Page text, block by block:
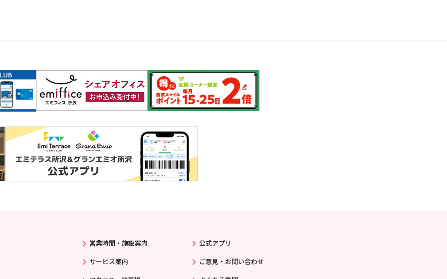
営業時間・施設案内
サービス案内
公式アプリ
ご意見・お問い合わせ